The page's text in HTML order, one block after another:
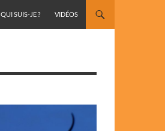
QUI SUIS-JE ? VIDÉOS